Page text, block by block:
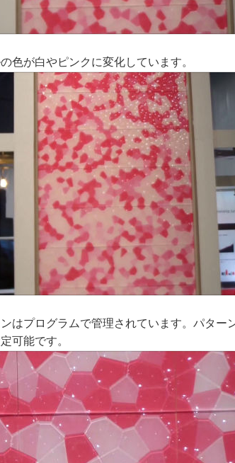
色が白やピンクに変化しています。
はプログラムで管理されています。パター
可能です。